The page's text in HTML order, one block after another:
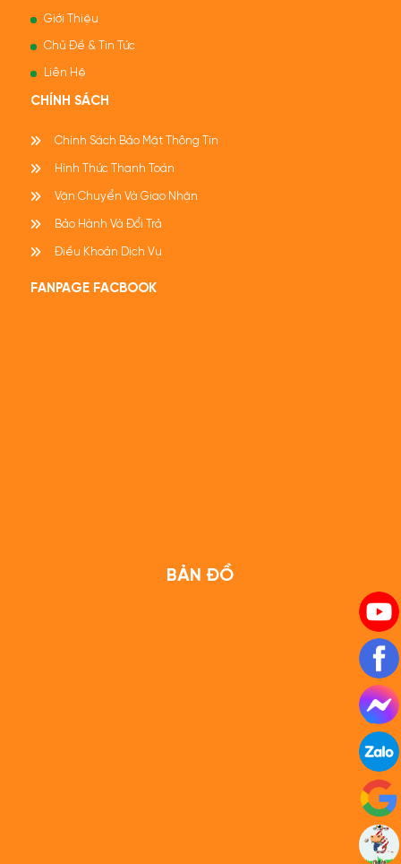
Giới Thiệu
Chủ Đề & Tin Tức
Liên Hệ
CHÍNH SÁCH
Chính Sách Bảo Mật Thông Tin
Hình Thức Thanh Toán
Vận Chuyển Và Giao Nhận
Bảo Hành Và Đổi Trả
Điều Khoản Dịch Vụ
FANPAGE FACBOOK
BẢN ĐỒ